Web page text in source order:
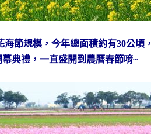
節規模， 今年總面積約有30公頃，
典禮，一直盛開到農曆春節唷~